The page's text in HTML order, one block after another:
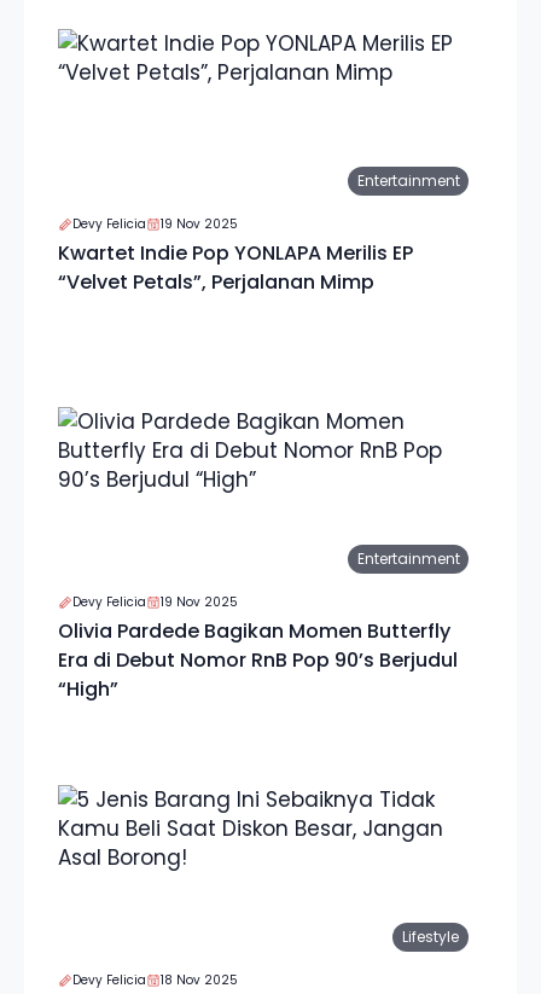
Entertainment
Devy Felicia 19 Nov 2025
Kwartet Indie Pop YONLAPA Merilis EP
“Velvet Petals”, Perjalanan Mimp
Entertainment
Devy Felicia 19 Nov 2025
Olivia Pardede Bagikan Momen Butterfly
Era di Debut Nomor RnB Pop 90’s Berjudul
“High”
Lifestyle
Devy Felicia 18 Nov 2025